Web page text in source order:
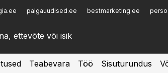
palgauudised.ee bestmarketing.ee
Infopank
Teabevara Töö Sisuturundus